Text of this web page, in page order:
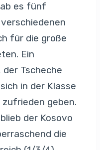
es fünf
für die große
Ein
Tscheche
in der Klasse
geben.
der Kosovo
die